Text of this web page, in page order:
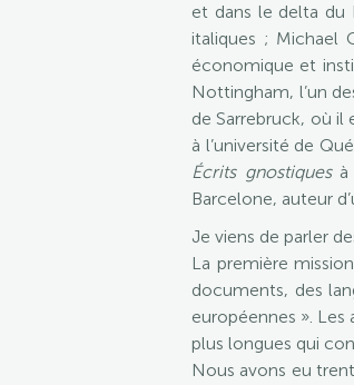
et dans le delta du
italiques ; Michael
économique et
Nottingham, l’un
de Sarrebruck, où
à l’université de
Écrits gnostiquesà
Barcelone, auteur
Je viens de parler
La première
documents, des
européennes ».
plus longues qui
Nous avons eu